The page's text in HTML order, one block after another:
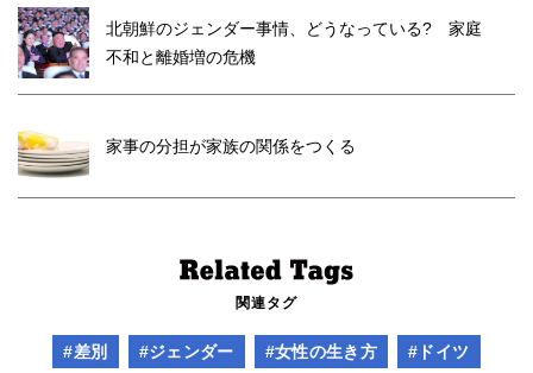
北朝鮮のジェンダー事情、どうなっている? 家庭
不和と離婚増の危機
家事の分担が家族の関係をつくる
関連タグ
#差別 #ジェンダー #女性の生き方 #ドイツ